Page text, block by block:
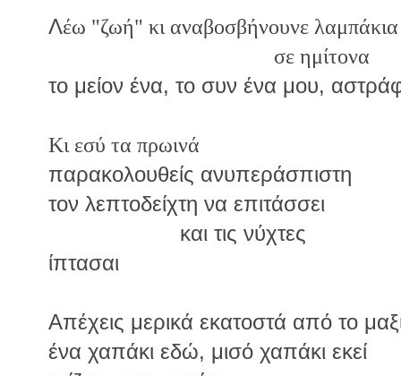
Λέω "ζωή" κι αναβοσβήνουνε λαμπάκια
σε ημίτονα
το μείον ένα, το συν ένα μου,
Κι εσύ τα πρωινά
παρακολουθείς ανυπεράσπιστη
τον λεπτοδείχτη να επιτάσσει
και τις νύχτες
ίπτασαι
Απέχεις μερικά εκατοστά από το
ένα χαπάκι εδώ, μισό χαπάκι εκεί